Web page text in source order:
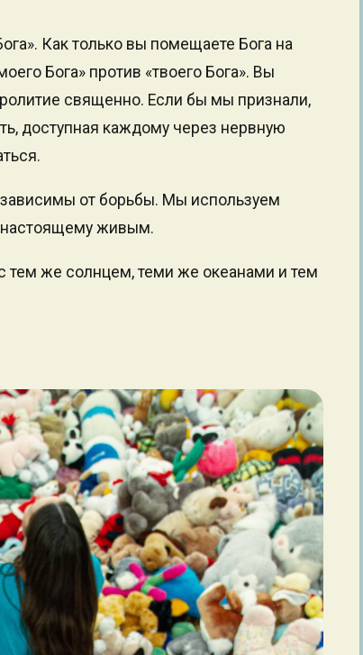
Как только вы помещаете Бога на
Бога» против «твоего Бога». Вы
священно. Если бы мы признали,
доступная каждому через нервную
от борьбы. Мы используем
настоящему живым.
тем же солнцем, теми же океанами и тем